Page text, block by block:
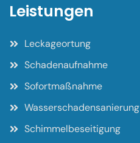
Leistungen
Leckageortung
Schadenaufnahme
Sofortmaßnahme
Wasserschadensanierung
Schimmelbeseitigung